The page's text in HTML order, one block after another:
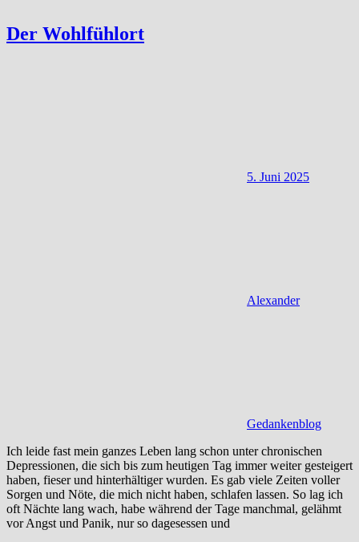
Der Wohlfühlort
5. Juni 2025
Alexander
Gedankenblog
Ich leide fast mein ganzes Leben lang schon unter chronischen
Depressionen, die sich bis zum heutigen Tag immer weiter gesteigert
haben, fieser und hinterhältiger wurden. Es gab viele Zeiten voller
Sorgen und Nöte, die mich nicht haben, schlafen lassen. So lag ich
oft Nächte lang wach, habe während der Tage manchmal, gelähmt
vor Angst und Panik, nur so dagesessen und